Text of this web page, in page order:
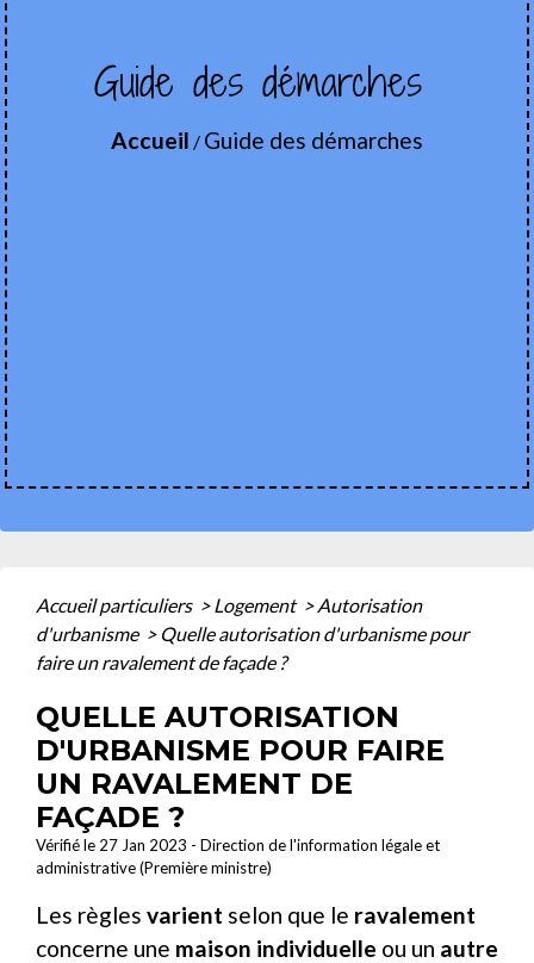
Guide des démarches
Accueil / Guide des démarches
Accueil particuliers > Logement > Autorisation
d'urbanisme > Quelle autorisation d'urbanisme pour
faire un ravalement de façade ?
QUELLE AUTORISATION
D'URBANISME POUR FAIRE
UN RAVALEMENT DE
FAÇADE ?
Vérifié le 27 Jan 2023 - Direction de l'information légale et
administrative (Première ministre)
Les règles varient selon que le ravalement
concerne une maison individuelle ou un autre